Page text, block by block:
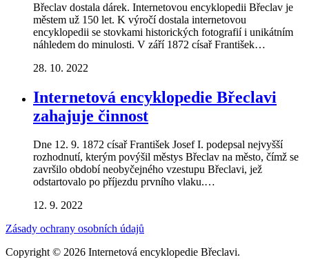
Břeclav dostala dárek. Internetovou encyklopedii Břeclav je
městem už 150 let. K výročí dostala internetovou
encyklopedii se stovkami historických fotografií i unikátním
náhledem do minulosti. V září 1872 císař František…
28. 10. 2022
Internetová encyklopedie Břeclavi
zahajuje činnost
Dne 12. 9. 1872 císař František Josef I. podepsal nejvyšší
rozhodnutí, kterým povýšil městys Břeclav na město, čímž se
završilo období neobyčejného vzestupu Břeclavi, jež
odstartovalo po příjezdu prvního vlaku.…
12. 9. 2022
Zásady ochrany osobních údajů
Copyright © 2026 Internetová encyklopedie Břeclavi.